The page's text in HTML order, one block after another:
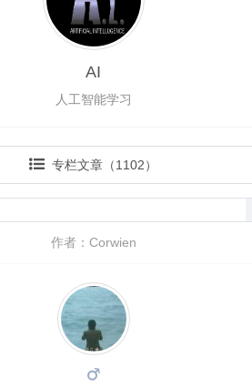
AI
人工智能学习
专栏文章（1102）
作者：Corwien